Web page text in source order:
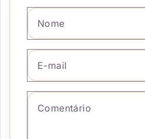
Nome
E-mail
Comentário